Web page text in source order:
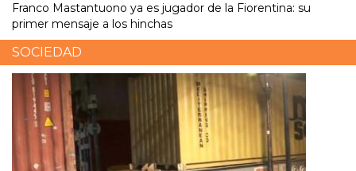
Franco Mastantuono ya es jugador de la Fiorentina: su
primer mensaje a los hinchas
SOCIEDAD